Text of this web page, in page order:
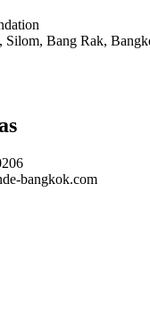
Silom, Bang Rak,
bangkok.com